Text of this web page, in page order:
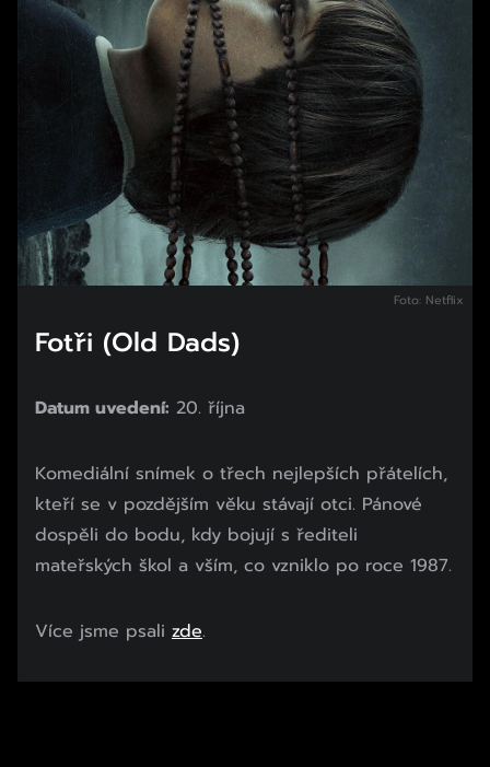
Foto: Netflix
Fotři (Old Dads)
Datum uvedení: 20. října
Komediální snímek o třech nejlepších přátelích,
kteří se v pozdějším věku stávají otci. Pánové
dospěli do bodu, kdy bojují s řediteli
mateřských škol a vším, co vzniklo po roce 1987.
Více jsme psali zde.